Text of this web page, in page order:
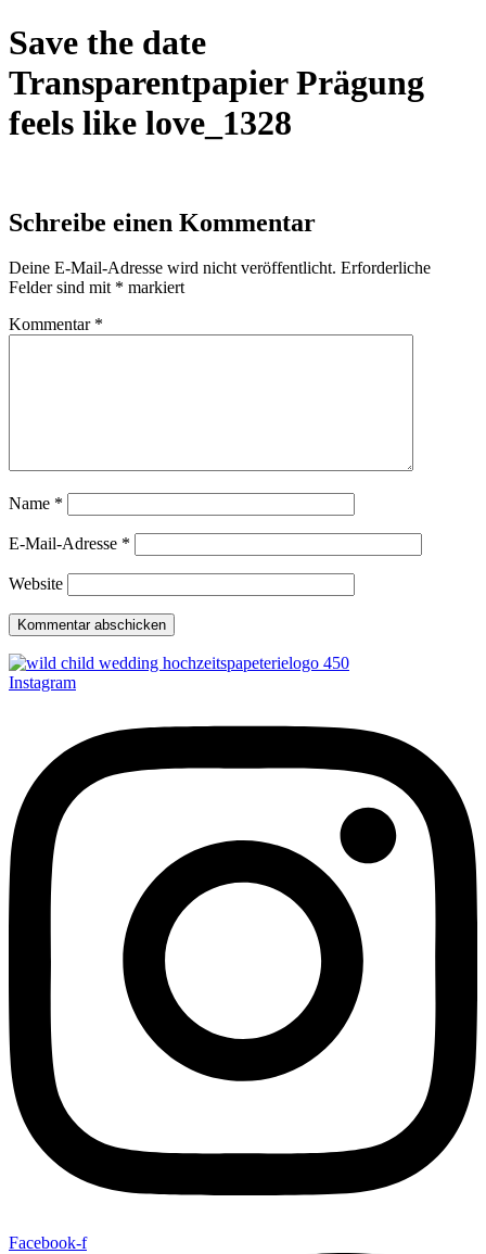
Save the date
Transparentpapier Prägung
feels like love_1328
Schreibe einen Kommentar
Deine E-Mail-Adresse wird nicht veröffentlicht. Erforderliche
Felder sind mit * markiert
Kommentar *
Name *
E-Mail-Adresse *
Website
Instagram
Facebook-f